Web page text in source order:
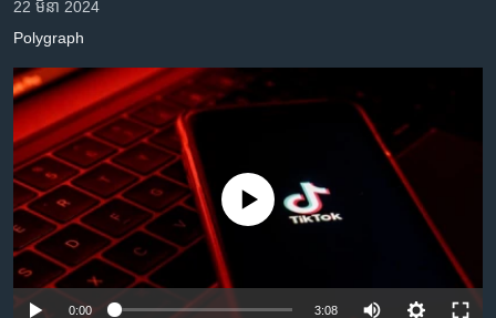
ម្តង
រំលង​
និង​
ចូល​
ទៅ​
ទំព័រ​
រចនា
សម្ព័ន្ធ​
រំលង​
និង​
ទូរទស្សន៍ / វីដេអូ​
វិទ្យុ / ផតខាសថ៍
កម្មវិធីទាំងអស់
Khmer English
បណ្តាញ​សង្គម
22 មីនា 2024
Polygraph
No media source currently available
0:00 3:08